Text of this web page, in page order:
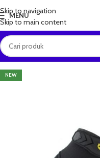
Skip to navigation
Skip to main content
MENU
NEW